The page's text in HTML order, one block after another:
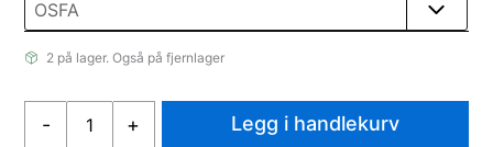
2 på lager. Også på fjernlager
- + Legg i handlekurv